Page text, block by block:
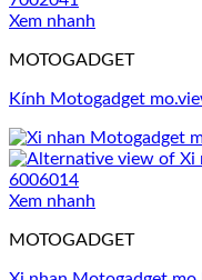
Xem nhanh
MOTOGADGET
Kính Motogadget
Xem nhanh
MOTOGADGET